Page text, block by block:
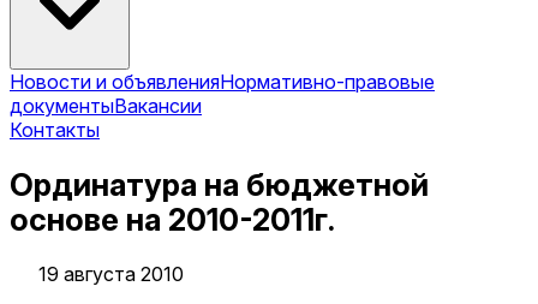
Новости и объявленияНормативно-правовые
документыВакансии
Контакты
Ординатура на бюджетной
основе на 2010-2011г.
19 августа 2010